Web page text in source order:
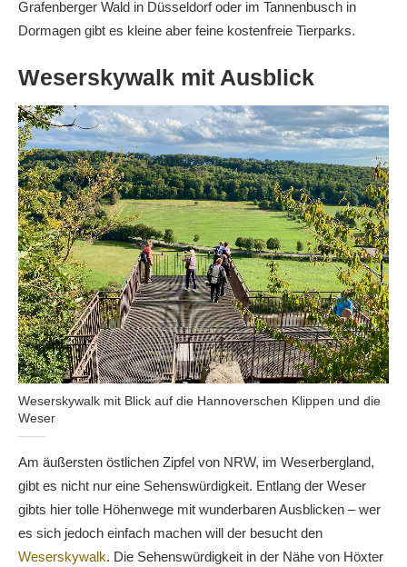
Grafenberger Wald in Düsseldorf oder im Tannenbusch in
Dormagen gibt es kleine aber feine kostenfreie Tierparks.
Weserskywalk mit Ausblick
Weserskywalk mit Blick auf die Hannoverschen Klippen und die
Weser
Am äußersten östlichen Zipfel von NRW, im Weserbergland,
gibt es nicht nur eine Sehenswürdigkeit. Entlang der Weser
gibts hier tolle Höhenwege mit wunderbaren Ausblicken – wer
es sich jedoch einfach machen will der besucht den
Weserskywalk. Die Sehenswürdigkeit in der Nähe von Höxter